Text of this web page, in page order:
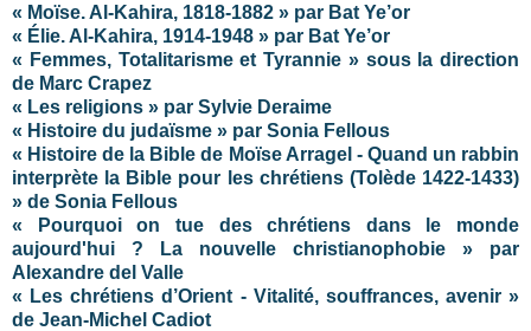
« Moïse. Al-Kahira, 1818-1882 » par Bat Ye’or
« Élie. Al-Kahira, 1914-1948 » par Bat Ye’or
« Femmes, Totalitarisme et Tyrannie » sous la direction
de Marc Crapez
« Les religions » par Sylvie Deraime
« Histoire du judaïsme » par Sonia Fellous
« Histoire de la Bible de Moïse Arragel - Quand un rabbin
interprète la Bible pour les chrétiens (Tolède 1422-1433)
» de Sonia Fellous
« Pourquoi on tue des chrétiens dans le monde
aujourd'hui ? La nouvelle christianophobie » par
Alexandre del Valle
« Les chrétiens d’Orient - Vitalité, souffrances, avenir »
de Jean-Michel Cadiot